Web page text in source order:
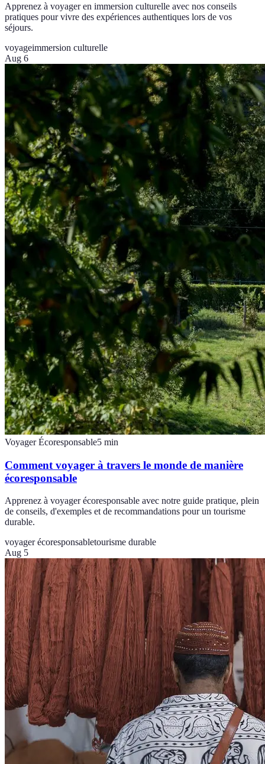
Apprenez à voyager en immersion culturelle avec nos conseils
pratiques pour vivre des expériences authentiques lors de vos
séjours.
voyageimmersion culturelle
Aug 6
Voyager Écoresponsable5 min
Comment voyager à travers le monde de manière
écoresponsable
Apprenez à voyager écoresponsable avec notre guide pratique, plein
de conseils, d'exemples et de recommandations pour un tourisme
durable.
voyager écoresponsabletourisme durable
Aug 5